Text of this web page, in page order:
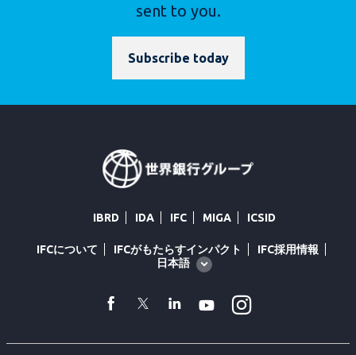
sent to you.
Subscribe today
IBRD IDA IFC MIGA ICSID
IFCについて IFCがもたらすインパクト
IFC採用情報
Global
language
日本語
facebook
TwitterLinkedin
Youtube